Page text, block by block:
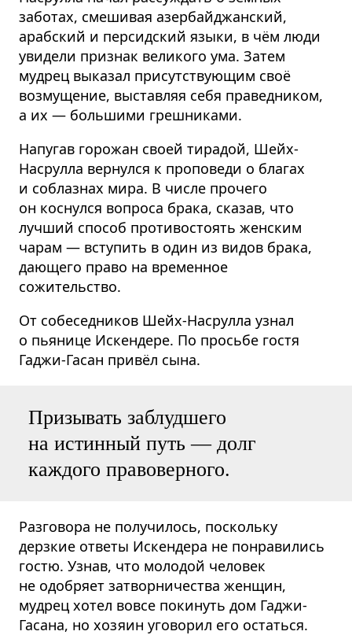
заботах, смешивая азербайджанский,
арабский и персидский языки, в чём люди
увидели признак великого ума. Затем
мудрец выказал присутствующим своё
возмущение, выставляя себя праведником,
а их — большими грешниками.
Напугав горожан своей тирадой, Шейх-
Насрулла вернулся к проповеди о благах
и соблазнах мира. В числе прочего
он коснулся вопроса брака, сказав, что
лучший способ противостоять женским
чарам — вступить в один из видов брака,
дающего право на временное
сожительство.
От собеседников Шейх-Насрулла узнал
о пьянице Искендере. По просьбе гостя
Гаджи-Гасан привёл сына.
Призывать заблудшего
на истинный путь — долг
каждого правоверного.
Разговора не получилось, поскольку
дерзкие ответы Искендера не понравились
гостю. Узнав, что молодой человек
не одобряет затворничества женщин,
мудрец хотел вовсе покинуть дом Гаджи-
Гасана, но хозяин уговорил его остаться.